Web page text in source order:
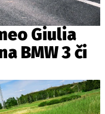
Giulia
BMW 3 či